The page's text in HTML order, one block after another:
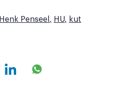
Henk Penseel HU kut